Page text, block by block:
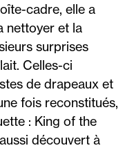
cadre, elle a
nettoyer et la
surprises
Celles-ci
de drapeaux et
fois reconstitués,
: King of the
découvert à